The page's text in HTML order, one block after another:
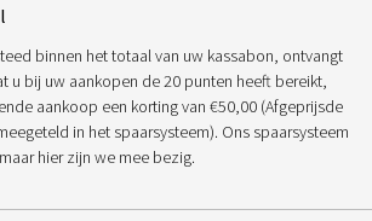
binnen het totaal van uw kassabon, ontvangt
u bij uw aankopen de 20 punten heeft bereikt,
aankoop een korting van €50,00 (Afgeprijsde
in het spaarsysteem). Ons spaarsysteem
hier zijn we mee bezig.